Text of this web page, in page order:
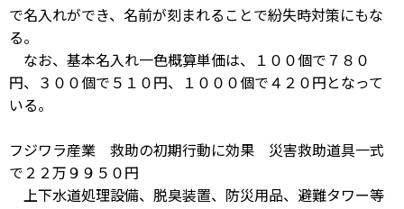
で名入れができ、名前が刻まれることで紛失時対策にもな
る。
なお、基本名入れ一色概算単価は、１００個で７８０
円、３００個で５１０円、１０００個で４２０円となって
いる。
フジワラ産業 救助の初期行動に効果 災害救助道具一式
で２２万９９５０円
上下水道処理設備、脱臭装置、防災用品、避難タワー等